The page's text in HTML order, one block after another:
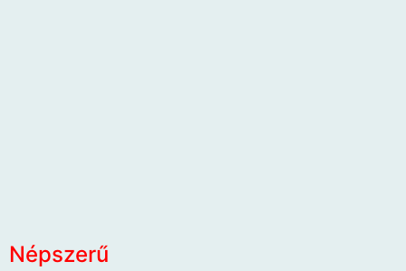
Népszerű